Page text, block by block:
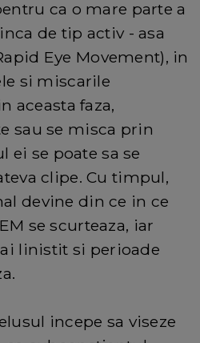
ca o mare parte a
de tip activ - asa
Eye Movement), in
si miscarile
aceasta faza,
sau se misca prin
ei se poate sa se
clipe. Cu timpul,
devine din ce in ce
se scurteaza, iar
linistit si perioade
incepe sa viseze